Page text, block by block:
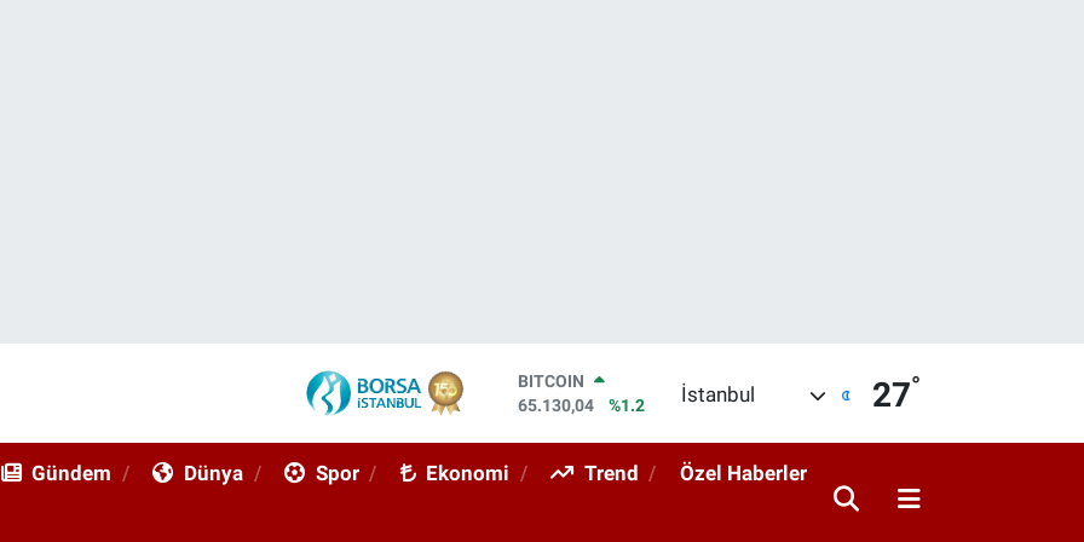
DOLAR
47,7106
%0.17
STERLİN
İstanbul 27°
Gündem Dünya Spor Ekonomi Trend Özel Haberler